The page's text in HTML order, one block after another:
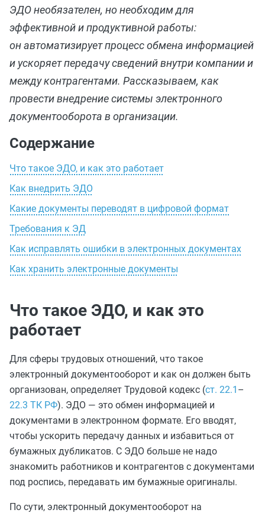
ЭДО необязателен, но необходим для
эффективной и продуктивной работы:
он автоматизирует процесс обмена информацией
и ускоряет передачу сведений внутри компании и
между контрагентами. Рассказываем, как
провести внедрение системы электронного
документооборота в организации.
Содержание
Что такое ЭДО, и как это работает
Как внедрить ЭДО
Какие документы переводят в цифровой формат
Требования к ЭД
Как исправлять ошибки в электронных документах
Как хранить электронные документы
Что такое ЭДО, и как это
работает
Для сферы трудовых отношений, что такое
электронный документооборот и как он должен быть
организован, определяет Трудовой кодекс (ст. 22.1 –
22.3 ТК РФ). ЭДО — это обмен информацией и
документами в электронном формате. Его вводят,
чтобы ускорить передачу данных и избавиться от
бумажных дубликатов. С ЭДО больше не надо
знакомить работников и контрагентов с документами
под роспись, передавать им бумажные оригиналы.
По сути, электронный документооборот на